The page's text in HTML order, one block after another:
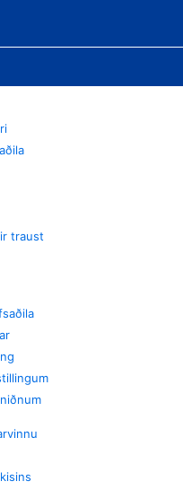
traust